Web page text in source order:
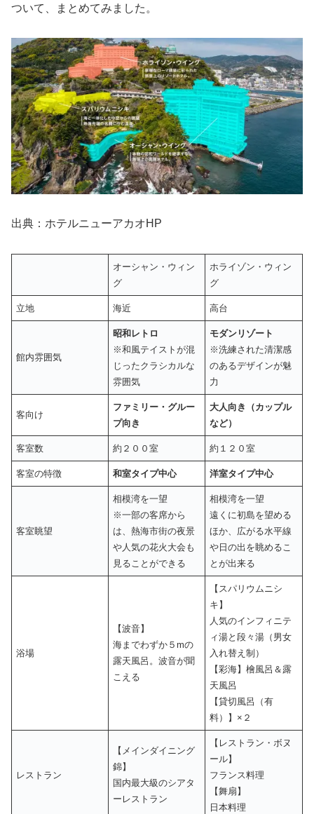
ついて、まとめてみました。
出典：ホテルニューアカオHP
オーシャン・ウィン
グ
ホライゾン・ウィン
グ
立地 海近 高台
館内雰囲気
昭和レトロ
※和風テイストが混
じったクラシカルな
雰囲気
モダンリゾート
※洗練された清潔感
のあるデザインが魅
力
客向け
ファミリー・グルー
プ向き
大人向き（カップル
など）
客室数 約２００室 約１２０室
客室の特徴 和室タイプ中心 洋室タイプ中心
客室眺望
相模湾を一望
※一部の客席から
は、熱海市街の夜景
や人気の花火大会も
見ることができる
相模湾を一望
遠くに初島を望める
ほか、広がる水平線
や日の出を眺めるこ
とが出来る
浴場
【波音】
海までわずか５mの
露天風呂。波音が聞
こえる
【スパリウムニシ
キ】
人気のインフィニテ
ィ湯と段々湯（男女
入れ替え制）
【彩海】檜風呂＆露
天風呂
【貸切風呂（有
料）】×２
レストラン
【メインダイニング
錦】
国内最大級のシアタ
ーレストラン
【レストラン・ボヌ
ール】
フランス料理
【舞扇】
日本料理